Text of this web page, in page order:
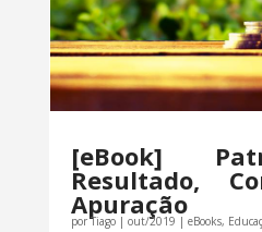
[eBook]
Resultado,
Apuração
porTiago| out/2019 | eBooks,